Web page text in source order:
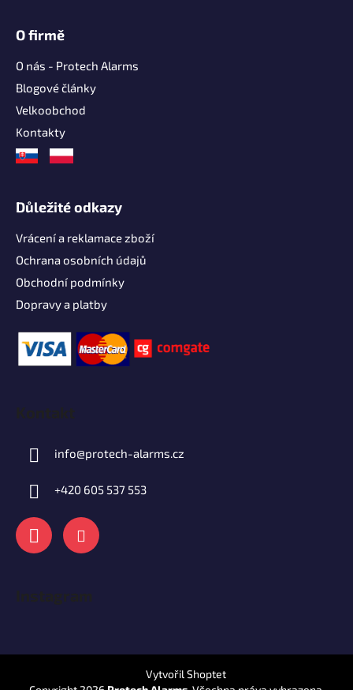
O firmě
O nás - Protech Alarms
Blogové články
Velkoobchod
Kontakty
Důležité odkazy
Vrácení a reklamace zboží
Ochrana osobních údajů
Obchodní podmínky
Dopravy a platby
Kontakt
info@protech-alarms.cz
+420 605 537 553
Instagram
Vytvořil Shoptet